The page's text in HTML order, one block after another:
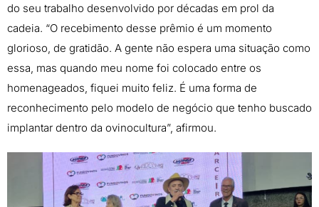
do seu trabalho desenvolvido por décadas em prol da
cadeia. “O recebimento desse prêmio é um momento
glorioso, de gratidão. A gente não espera uma situação como
essa, mas quando meu nome foi colocado entre os
homenageados, fiquei muito feliz. É uma forma de
reconhecimento pelo modelo de negócio que tenho buscado
implantar dentro da ovinocultura”, afirmou.